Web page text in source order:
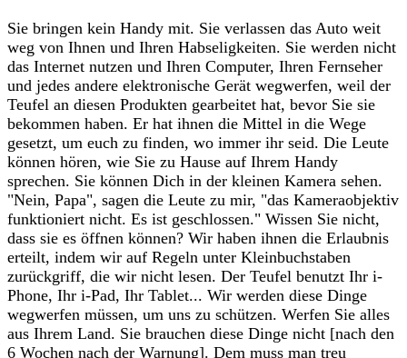
‎Sie bringen kein Handy mit. Sie verlassen das Auto weit
weg von Ihnen und Ihren Habseligkeiten. Sie werden nicht
das Internet nutzen und Ihren Computer, Ihren Fernseher
und jedes andere elektronische Gerät wegwerfen, weil der
Teufel an diesen Produkten gearbeitet hat, bevor Sie sie
bekommen haben. Er hat ihnen die Mittel in die Wege
gesetzt, um euch zu finden, wo immer ihr seid. Die Leute
können hören, wie Sie zu Hause auf Ihrem Handy
sprechen. Sie können Dich in der kleinen Kamera sehen.
"Nein, Papa", sagen die Leute zu mir, "das Kameraobjektiv
funktioniert nicht. Es ist geschlossen." Wissen Sie nicht,
dass sie es öffnen können? Wir haben ihnen die Erlaubnis
erteilt, indem wir auf Regeln unter Kleinbuchstaben
zurückgriff, die wir nicht lesen. Der Teufel benutzt Ihr i-
Phone, Ihr i-Pad, Ihr Tablet... Wir werden diese Dinge
wegwerfen müssen, um uns zu schützen. Werfen Sie alles
aus Ihrem Land. Sie brauchen diese Dinge nicht [nach den
6 Wochen nach der Warnung]. Dem muss man treu